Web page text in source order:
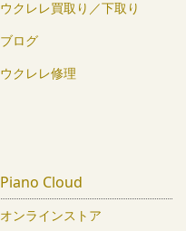
ウクレレ買取り／下取り
ブログ
ウクレレ修理
Piano Cloud
オンラインストア